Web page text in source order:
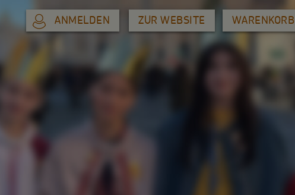
ZUR WEBSITE WARENKORB
ANMELDEN